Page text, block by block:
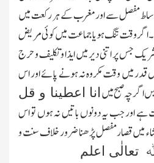
مفصل سے اورمغرب کے ہر رکعت میں
وقت تنگ ہو یا جماعت میں کوئی مریض
جس پر اتنی دیر میں ایذا و تکلیف و حرج
قدر میں وقت مکروہ نہ ہونے پائے اور اس
اگر چہ صبح میں انا اعطینا و قل
اور جب یہ دونوں باتیں نہ ہوں تو اس
میں قصارمفصل پڑھنا ضرور خلاف سنت و
تعالٰی اعلم